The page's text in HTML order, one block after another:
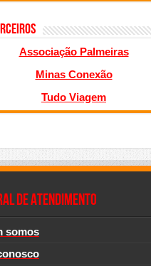
Associação Palmeiras
Minas Conexão
Tudo Viagem
DE ATENDIMENTO
somos